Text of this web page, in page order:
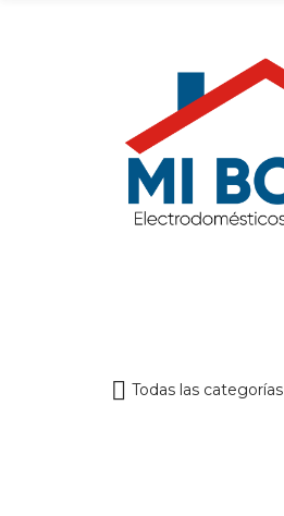
Todas las categorías